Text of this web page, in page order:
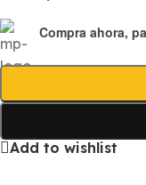
Compra ahora,
Add to wishlist